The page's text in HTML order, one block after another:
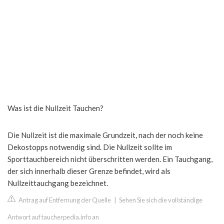
Was ist die Nullzeit Tauchen?
Die Nullzeit ist die maximale Grundzeit, nach der noch keine
Dekostopps notwendig sind. Die Nullzeit sollte im
Sporttauchbereich nicht überschritten werden. Ein Tauchgang,
der sich innerhalb dieser Grenze befindet, wird als
Nullzeittauchgang bezeichnet.
Antrag auf Entfernung der Quelle Sehen Sie sich die vollständige
Antwort auf taucherpedia.info an